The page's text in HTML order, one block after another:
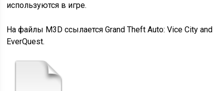
используются в игре.
На файлы M3D ссылается Grand Theft Auto: Vice City and
EverQuest.